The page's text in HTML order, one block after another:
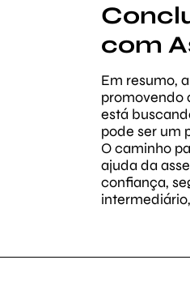
com
Em resumo,
promovendo
está
pode ser um
O caminho
ajuda da
confiança,